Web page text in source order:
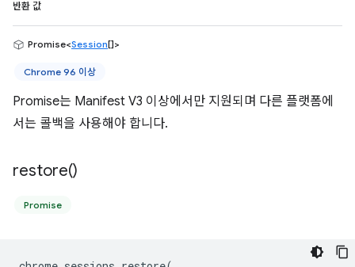
반환 값
Promise<Session[]>
Chrome 96 이상
Promise는 Manifest V3 이상에서만 지원되며 다른 플랫폼에
서는 콜백을 사용해야 합니다.
restore()
Promise